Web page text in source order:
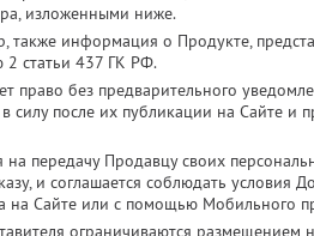
изложенными ниже.
также информация о Продукте,
статьи 437 ГК РФ.
право без предварительного
силу после их публикации на Сайте
на передачу Продавцу своих
и соглашается соблюдать условия
на Сайте или с помощью Мобильного
ограничиваются